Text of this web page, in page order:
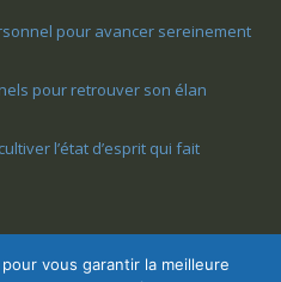
pour avancer sereinement
pour retrouver son élan
l’état d’esprit qui fait
vous garantir la meilleure